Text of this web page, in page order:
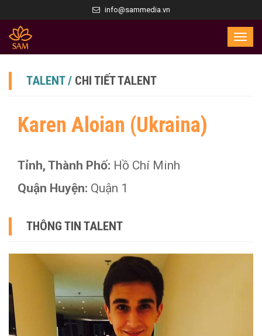
info@sammedia.vn
TALENT / CHI TIẾT TALENT
Karen Aloian (Ukraina)
Tỉnh, Thành Phố: Hồ Chí Minh
Quận Huyện: Quận 1
THÔNG TIN TALENT